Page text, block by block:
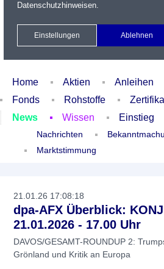
Xetra Realtime
Watchlist
Home Aktien Anleihen
Fonds
Rohstoffe
News
Wissen Einstieg
Nachrichten
Marktstimmung
21.01.26 17:08:18
dpa-AFX Überblick:
21.01.2026 - 17.00 Uhr
DAVOS/GESAMT-ROUNDUP 2:
Grönland und Kritik an Europa
Datenschutzhinweisen.
Einstellungen Ablehnen